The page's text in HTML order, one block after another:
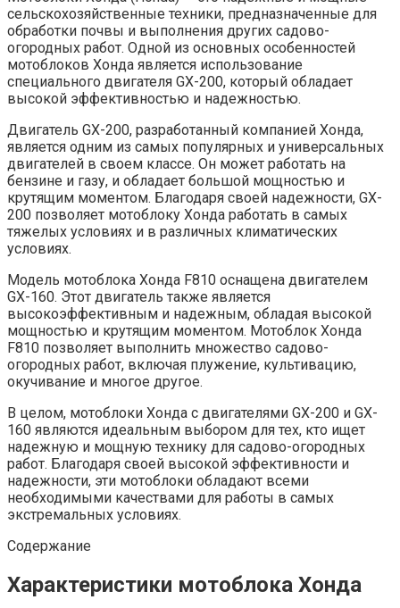
сельскохозяйственные техники, предназначенные для
обработки почвы и выполнения других садово-
огородных работ. Одной из основных особенностей
мотоблоков Хонда является использование
специального двигателя GX-200, который обладает
высокой эффективностью и надежностью.
Двигатель GX-200, разработанный компанией Хонда,
является одним из самых популярных и универсальных
двигателей в своем классе. Он может работать на
бензине и газу, и обладает большой мощностью и
крутящим моментом. Благодаря своей надежности, GX-
200 позволяет мотоблоку Хонда работать в самых
тяжелых условиях и в различных климатических
условиях.
Модель мотоблока Хонда F810 оснащена двигателем
GX-160. Этот двигатель также является
высокоэффективным и надежным, обладая высокой
мощностью и крутящим моментом. Мотоблок Хонда
F810 позволяет выполнить множество садово-
огородных работ, включая плужение, культивацию,
окучивание и многое другое.
В целом, мотоблоки Хонда с двигателями GX-200 и GX-
160 являются идеальным выбором для тех, кто ищет
надежную и мощную технику для садово-огородных
работ. Благодаря своей высокой эффективности и
надежности, эти мотоблоки обладают всеми
необходимыми качествами для работы в самых
экстремальных условиях.
Содержание
Характеристики мотоблока Хонда